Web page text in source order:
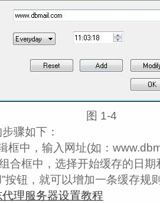
图 1‑4
骤如下：
中，输入网址(如：
框中，选择开始缓存的日期
钮，就可以增加一条缓存规
理服务器设置教程